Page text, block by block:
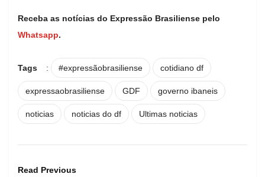
Receba as notícias do Expressão Brasiliense pelo
Whatsapp.
Tags : #expressãobrasiliense cotidiano df
expressaobrasiliense GDF governo ibaneis
noticias noticias do df Ultimas noticias
Read Previous